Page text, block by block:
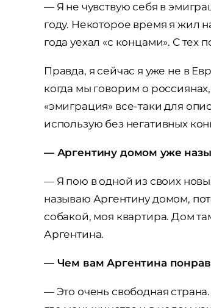
— Я не чувствую себя в
году. Некоторое время я жил
года уехал «с концами». С тех
Правда, я сейчас я уже не в
когда мы говорим о
«эмиграция» все-таки для
использую без негативных
— Аргентину домом уже
— Я пою в одной из своих
называю Аргентину домом,
собакой, моя квартира. Дом
Аргентина.
— Чем вам Аргентина
— Это очень свободная